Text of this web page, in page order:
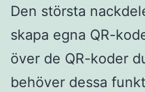
Den största
skapa egna QR-
över de QR-koder
behöver dessa